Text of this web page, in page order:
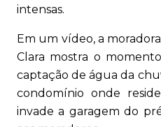
intensas.
Em um vídeo, a
Clara mostra o
captação de água da
condomínio onde
invade a garagem do